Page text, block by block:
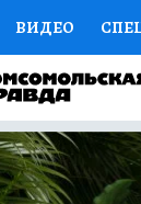
ВИДЕО
ПОЛКА